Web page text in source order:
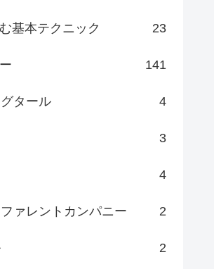
基本テクニック 23
141
タール 4
3
4
ァレントカンパニー 2
2